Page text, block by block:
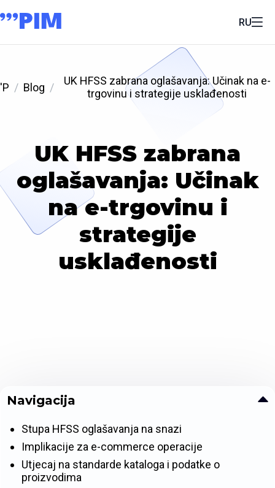
RU
'P Blog
UK HFSS zabrana oglašavanja: Učinak na e-
trgovinu i strategije usklađenosti
UK HFSS zabrana
oglašavanja: Učinak
na e-trgovinu i
strategije
usklađenosti
Navigacija
Stupa HFSS oglašavanja na snazi
Implikacije za e-commerce operacije
Utjecaj na standarde kataloga i podatke o
proizvodima